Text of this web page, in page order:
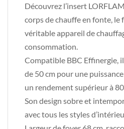
Découvrez l’insert
corps de chauffe en fonte, le
véritable appareil de
consommation.
Compatible BBC Effinergie,
de 50 cm pour une
un rendement supérieur à
Son design sobre et
avec tous les styles